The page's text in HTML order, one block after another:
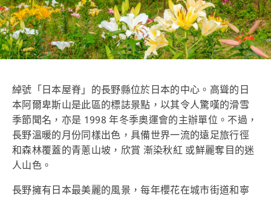
綽號「日本屋脊」的長野縣位於日本的中心。高聳的日
本阿爾卑斯山是此區的標誌景點，以其令人驚嘆的滑雪
季節聞名，亦是 1998 年冬季奧運會的主辦單位。不過，
長野溫暖的月份同樣出色，具備世界一流的遠足旅行徑
和森林覆蓋的青蔥山坡，欣賞 漸染秋紅 或鮮麗奪目的迷
人山色。
長野擁有日本最美麗的風景，每年櫻花在城市街道和寧